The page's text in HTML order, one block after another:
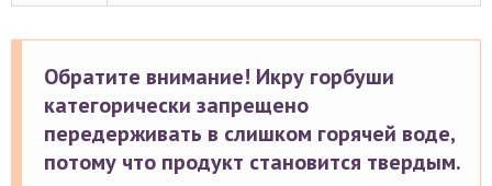
Обратите внимание! Икру горбуши
категорически запрещено
передерживать в слишком горячей воде,
потому что продукт становится твердым.